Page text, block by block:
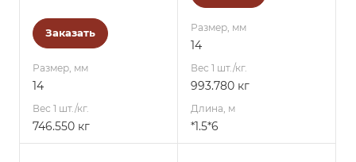
Заказать
Размер, мм
14
Вес 1 шт./кг.
746.550 кг
Размер, мм
14
Вес 1 шт./кг.
993.780 кг
Длина, м
*1.5*6